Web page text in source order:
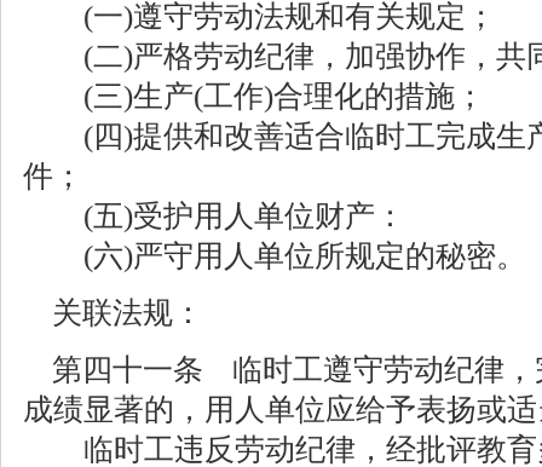
(一)遵守劳动法规和有关规定；
(二)严格劳动纪律，加强协作，共
(三)生产(工作)合理化的措施；
(四)提供和改善适合临时工完成生
件；
(五)受护用人单位财产：
(六)严守用人单位所规定的秘密。
关联法规：
第四十一条 临时工遵守劳动纪律，
成绩显著的，用人单位应给予表扬或
临时工违反劳动纪律，经批评教育